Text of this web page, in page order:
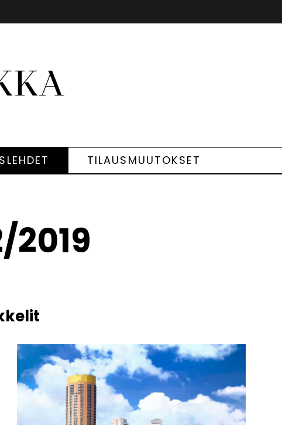
TILAUSMUUTOKSET